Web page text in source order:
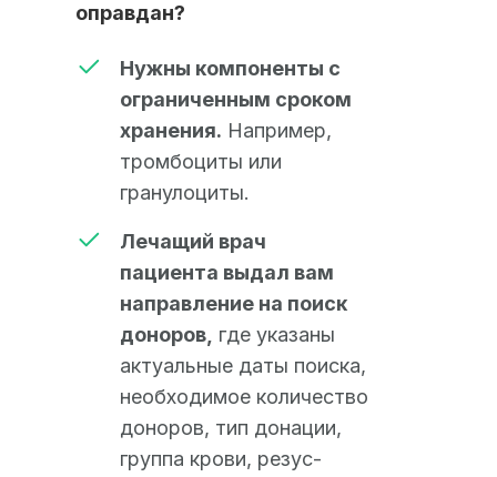
оправдан?
Нужны компоненты с
ограниченным сроком
хранения. Например,
тромбоциты или
гранулоциты.
Лечащий врач
пациента выдал вам
направление на поиск
доноров, где указаны
актуальные даты поиска,
необходимое количество
доноров, тип донации,
группа крови, резус-